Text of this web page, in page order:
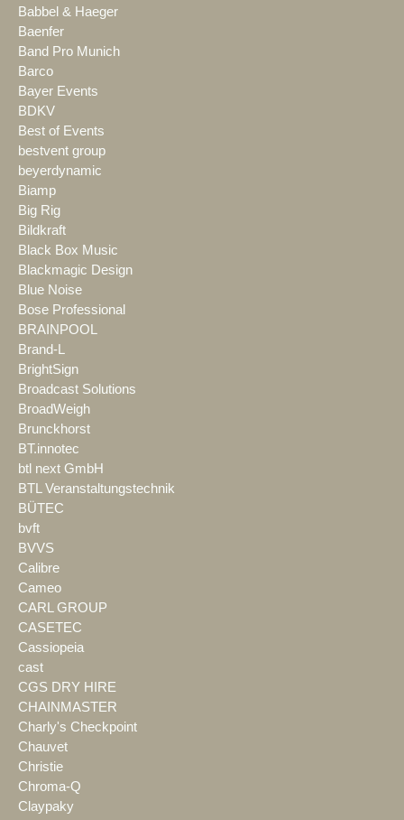
Babbel & Haeger
Baenfer
Band Pro Munich
Barco
Bayer Events
BDKV
Best of Events
bestvent group
beyerdynamic
Biamp
Big Rig
Bildkraft
Black Box Music
Blackmagic Design
Blue Noise
Bose Professional
BRAINPOOL
Brand-L
BrightSign
Broadcast Solutions
BroadWeigh
Brunckhorst
BT.innotec
btl next GmbH
BTL Veranstaltungstechnik
BÜTEC
bvft
BVVS
Calibre
Cameo
CARL GROUP
CASETEC
Cassiopeia
cast
CGS DRY HIRE
CHAINMASTER
Charly's Checkpoint
Chauvet
Christie
Chroma-Q
Claypaky